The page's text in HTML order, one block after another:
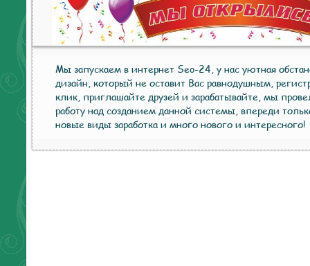
Мы запускаем в интернет Seo-24, у нас уютная
дизайн, который не оставит Вас равнодушным,
клик, приглашайте друзей и зарабатывайте, мы
работу над созданием данной системы, впереди
новые виды заработка и много нового и интересного!